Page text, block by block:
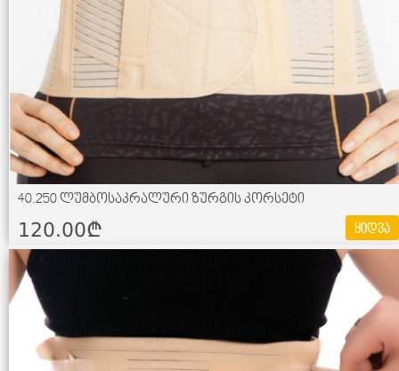
40.250 ლუმბოსაკრალური ზურგის კორსეტი
120.00¢ ყიდვა